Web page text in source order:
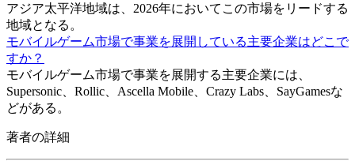
アジア太平洋地域は、2026年においてこの市場をリードする
地域となる。
モバイルゲーム市場で事業を展開している主要企業はどこで
すか？
モバイルゲーム市場で事業を展開する主要企業には、
Supersonic、Rollic、Ascella Mobile、Crazy Labs、SayGamesな
どがある。
著者の詳細